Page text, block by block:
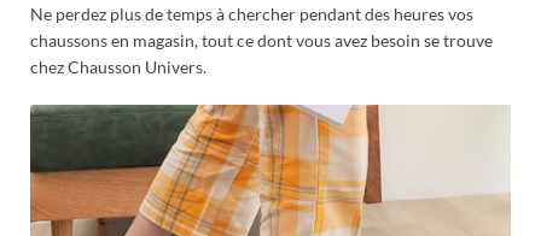
Ne perdez plus de temps à chercher pendant des heures vos
chaussons en magasin, tout ce dont vous avez besoin se trouve
chez Chausson Univers.